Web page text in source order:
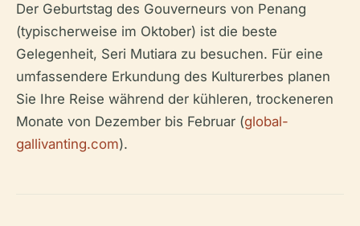
Der Geburtstag des Gouverneurs von Penang
(typischerweise im Oktober) ist die beste
Gelegenheit, Seri Mutiara zu besuchen. Für eine
umfassendere Erkundung des Kulturerbes planen
Sie Ihre Reise während der kühleren, trockeneren
Monate von Dezember bis Februar (global-
gallivanting.com).